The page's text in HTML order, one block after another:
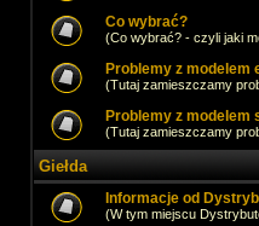
Co wybrać?
(Co wybrać? - czyli jaki
Problemy z modelem
(Tutaj zamieszczamy
Problemy z modelem
(Tutaj zamieszczamy
Giełda
Informacje od
(W tym miejscu